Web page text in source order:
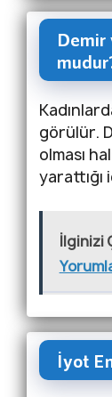
Demir
görülür.
olması
yarattığı
İlginizi
İyot